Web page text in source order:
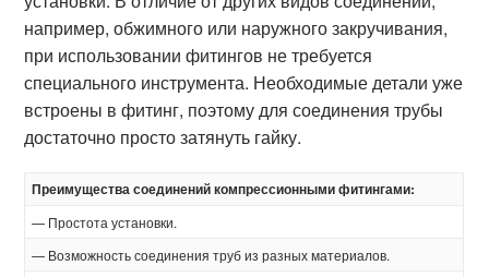
например, обжимного или наружного закручивания,
при использовании фитингов не требуется
специального инструмента. Необходимые детали уже
встроены в фитинг, поэтому для соединения трубы
достаточно просто затянуть гайку.
Преимущества соединений компрессионными фитингами:
— Простота установки.
— Возможность соединения труб из разных материалов.